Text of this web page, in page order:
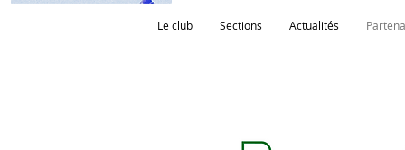
Le club Sections Actualités